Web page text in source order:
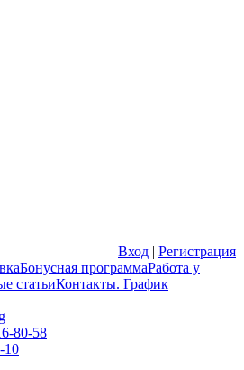
Вход | Регистрация
Бонусная программаРабота у
статьиКонтакты. График
80-58
10